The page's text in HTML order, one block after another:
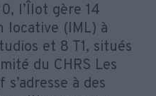
l’Îlot gère 14
locative (IML) à
et 8 T1, situés
du CHRS Les
à des